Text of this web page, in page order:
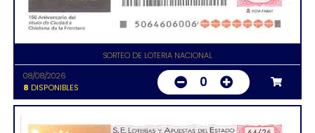
SORTEO DE LOTERIA NACIONAL
08/08/2026
8 DISPONIBLES 0